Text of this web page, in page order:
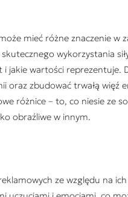
mieć różne znaczenie w
wykorzystania
jakie wartości reprezentuje.
oraz zbudować trwałą więź
różnice – to, co niesie ze
obraźliwe w innym.
ze względu na ich